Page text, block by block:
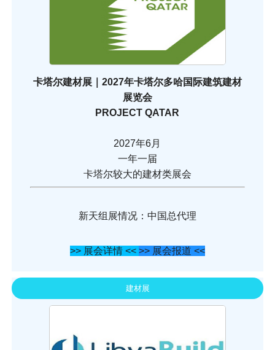
卡塔尔建材展｜2027年卡塔尔多哈国际建筑建材
展览会
PROJECT QATAR
2027年6月
一年一届
卡塔尔较大的建材类展会
新天组展情况：中国总代理
>> 展会详情 << >> 展会报道 <<
建材展